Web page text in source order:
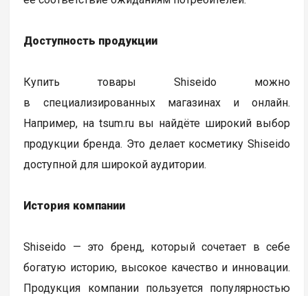
Доступность продукции
Купить товары Shiseido можно
в специализированных магазинах и онлайн.
Например, на tsum.ru вы найдёте широкий выбор
продукции бренда. Это делает косметику Shiseido
доступной для широкой аудитории.
История компании
Shiseido — это бренд, который сочетает в себе
богатую историю, высокое качество и инновации.
Продукция компании пользуется популярностью